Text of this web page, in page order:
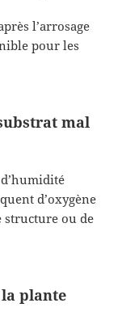
l’arrosage
pour les
mal
d’oxygène
ou de
plante